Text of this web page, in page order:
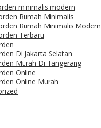
minimalis modern
Rumah Minimalis
Rumah Minimalis Modern
Terbaru
Di Jakarta Selatan
Murah Di Tangerang
Online
Online Murah